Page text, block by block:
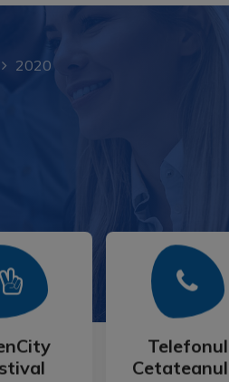
2020
Mult
Telefonul
Telefonul
Cetateanului
Mai Mult